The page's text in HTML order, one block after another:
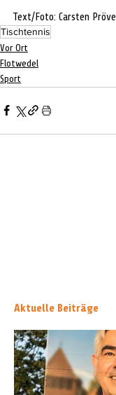
Text/Foto: Carsten Pröve
Tischtennis
Vor Ort
Flotwedel
Sport
Aktuelle Beiträge